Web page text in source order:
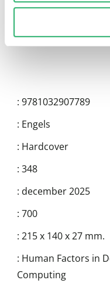
: 9781032907789
: Engels
: Hardcover
: 348
: december 2025
: 700
: 215 x 140 x 27 mm.
: Human Factors in
Computing